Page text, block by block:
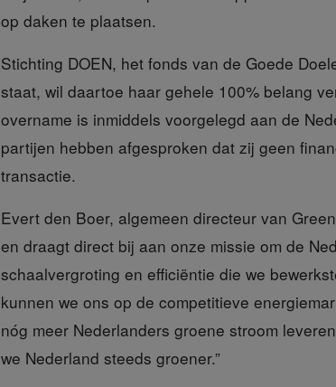
op daken te plaatsen.
Stichting DOEN, het fonds van de Goede
staat, wil daartoe haar gehele 100% belang
overname is inmiddels voorgelegd aan de
partijen hebben afgesproken dat zij geen
transactie.
Evert den Boer, algemeen directeur van
en draagt direct bij aan onze missie om de
schaalvergroting en efficiëntie die we
kunnen we ons op de competitieve
nóg meer Nederlanders groene stroom
we Nederland steeds groener.”